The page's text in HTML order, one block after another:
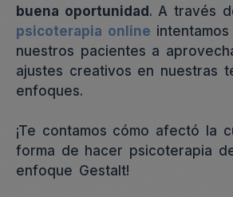
buena oportunidad. A través
psicoterapia online
nuestros pacientes a
ajustes creativos en nuestras
enfoques.
¡Te contamos cómo afectó la
forma de hacer psicoterapia
enfoque Gestalt!